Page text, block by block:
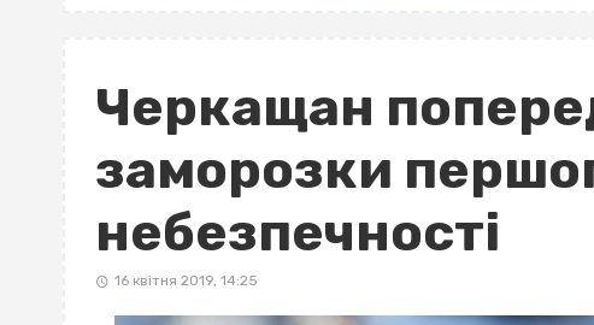
Черкащан
заморозки
небезпечності
16 квітня 2019, 14:25